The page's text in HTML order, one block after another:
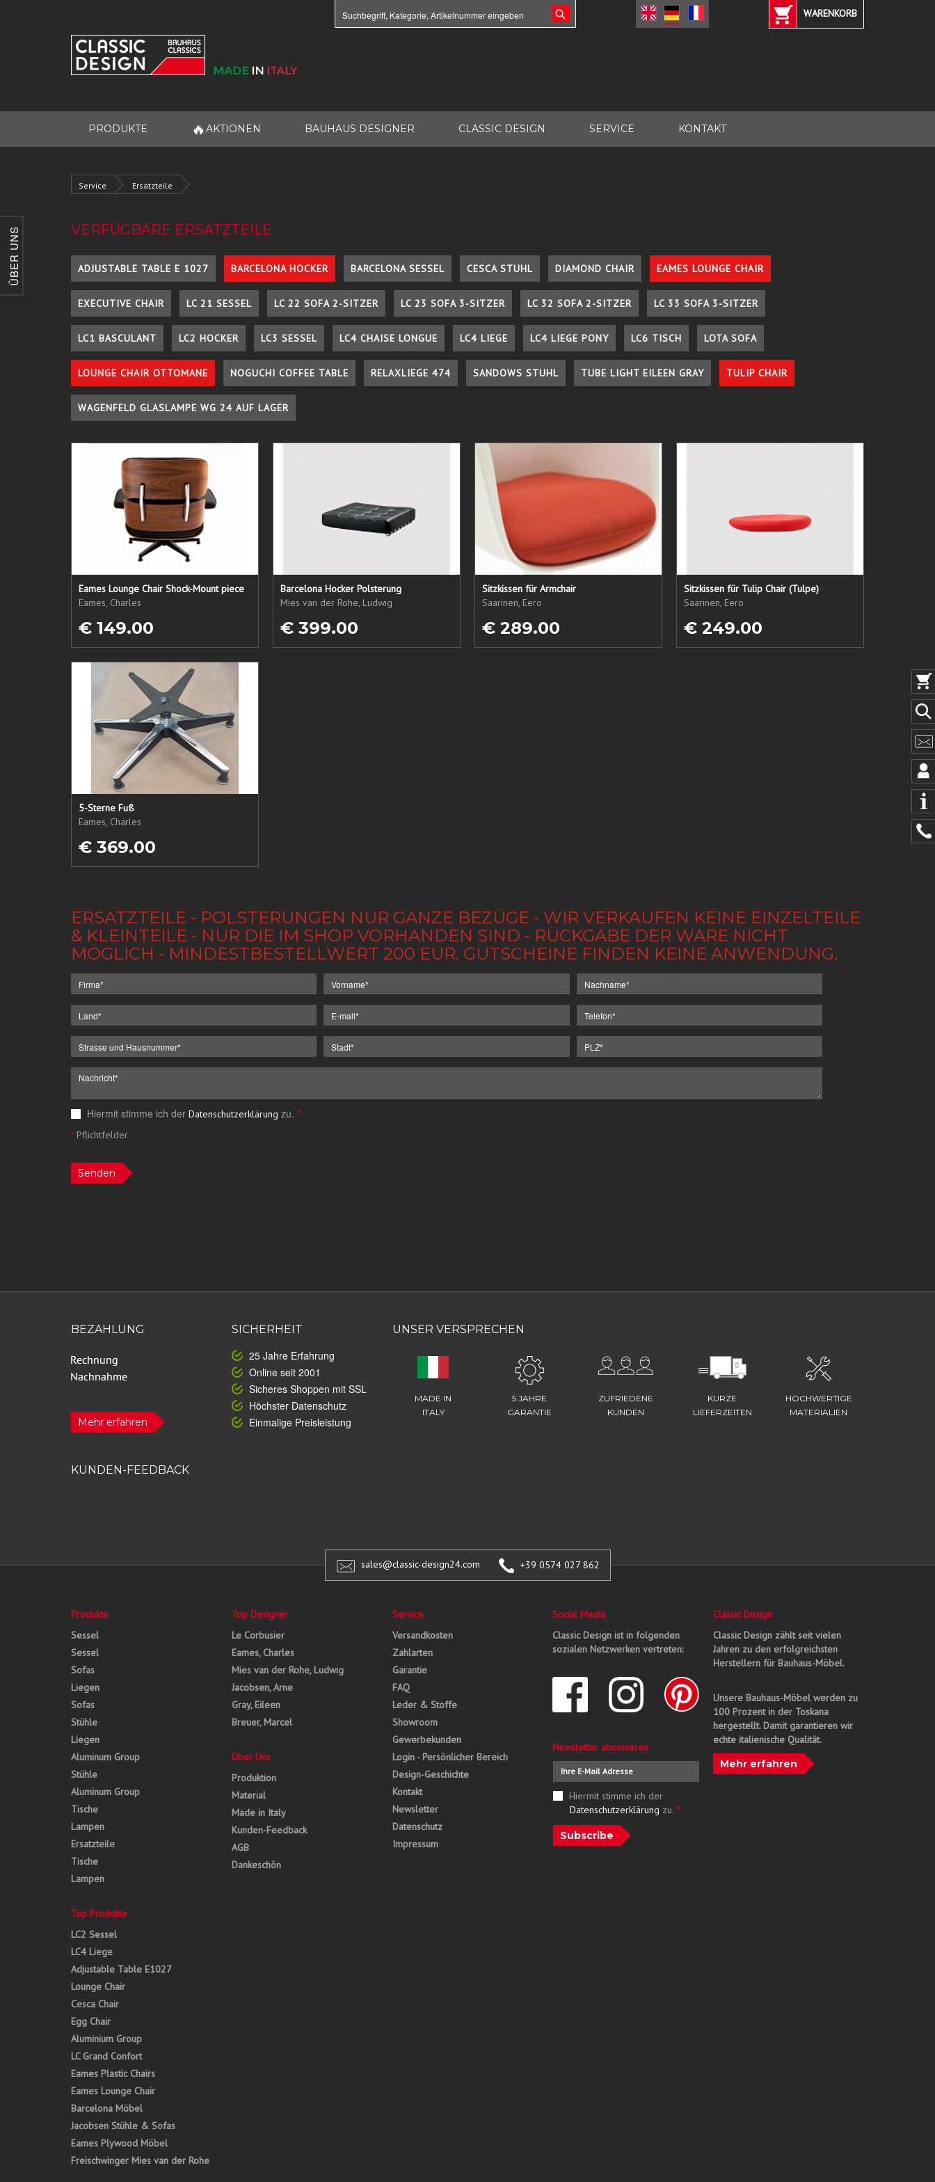
ÜBER UNS
WARENKORB
PRODUKTE 🔥 AKTIONEN BAUHAUS DESIGNER CLASSIC DESIGN SERVICE KONTAKT
Service Ersatzteile
VERFÜGBARE ERSATZTEILE
ADJUSTABLE TABLE E 1027 BARCELONA HOCKER BARCELONA SESSEL CESCA STUHL DIAMOND CHAIR EAMES LOUNGE CHAIR
EXECUTIVE CHAIR LC 21 SESSEL LC 22 SOFA 2-SITZER LC 23 SOFA 3-SITZER LC 32 SOFA 2-SITZER LC 33 SOFA 3-SITZER
LC1 BASCULANT LC2 HOCKER LC3 SESSEL LC4 CHAISE LONGUE LC4 LIEGE LC4 LIEGE PONY LC6 TISCH LOTA SOFA
LOUNGE CHAIR OTTOMANE NOGUCHI COFFEE TABLE RELAXLIEGE 474 SANDOWS STUHL TUBE LIGHT EILEEN GRAY TULIP CHAIR
WAGENFELD GLASLAMPE WG 24 AUF LAGER
Eames Lounge Chair Shock-Mount piece
Eames, Charles
€ 149.00
Barcelona Hocker Polsterung
Mies van der Rohe, Ludwig
€ 399.00
Sitzkissen für Armchair
Saarinen, Eero
€ 289.00
Sitzkissen für Tulip Chair (Tulpe)
Saarinen, Eero
€ 249.00
5-Sterne Fuß
Eames, Charles
€ 369.00
ERSATZTEILE - POLSTERUNGEN NUR GANZE BEZÜGE - WIR VERKAUFEN KEINE EINZELTEILE
& KLEINTEILE - NUR DIE IM SHOP VORHANDEN SIND - RÜCKGABE DER WARE NICHT
MÖGLICH - MINDESTBESTELLWERT 200 EUR. GUTSCHEINE FINDEN KEINE ANWENDUNG.
Hiermit stimme ich der Datenschutzerklärung zu. *
*Pflichtfelder
Senden
BEZAHLUNG
Mehr erfahren
SICHERHEIT
25 Jahre Erfahrung
Online seit 2001
Sicheres Shoppen mit SSL
Höchster Datenschutz
Einmalige Preisleistung
UNSER VERSPRECHEN
MADE IN
ITALY
5 JAHRE
GARANTIE
ZUFRIEDENE
KUNDEN
KURZE
LIEFERZEITEN
HOCHWERTIGE
MATERIALIEN
KUNDEN-FEEDBACK
sales@classic-design24.com +39 0574 027 862
Produkte
Sessel
Sessel
Sofas
Liegen
Sofas
Stühle
Liegen
Aluminum Group
Stühle
Aluminum Group
Tische
Lampen
Ersatzteile
Tische
Lampen
Top Produkte
LC2 Sessel
LC4 Liege
Adjustable Table E1027
Lounge Chair
Cesca Chair
Egg Chair
Aluminium Group
LC Grand Confort
Eames Plastic Chairs
Eames Lounge Chair
Barcelona Möbel
Jacobsen Stühle & Sofas
Eames Plywood Möbel
Freischwinger Mies van der Rohe
Top Designer
Le Corbusier
Eames, Charles
Mies van der Rohe, Ludwig
Jacobsen, Arne
Gray, Eileen
Breuer, Marcel
Über Uns
Produktion
Material
Made in Italy
Kunden-Feedback
AGB
Dankeschön
Service
Versandkosten
Zahlarten
Garantie
FAQ
Leder & Stoffe
Showroom
Gewerbekunden
Login - Persönlicher Bereich
Design-Geschichte
Kontakt
Newsletter
Datenschutz
Impressum
Social Media
Classic Design ist in folgenden
sozialen Netzwerken vertreten:
Newsletter abonnieren
Hiermit stimme ich der
Datenschutzerklärung zu. *
Subscribe
Classic Design
Classic Design zählt seit vielen
Jahren zu den erfolgreichsten
Herstellern für Bauhaus-Möbel.
Unsere Bauhaus-Möbel werden zu
100 Prozent in der Toskana
hergestellt. Damit garantieren wir
echte italienische Qualität.
Mehr erfahren